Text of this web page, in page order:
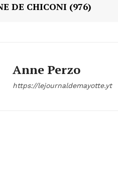
DE CHICONI (976)
Anne Perzo
https://lejournaldemayotte.yt